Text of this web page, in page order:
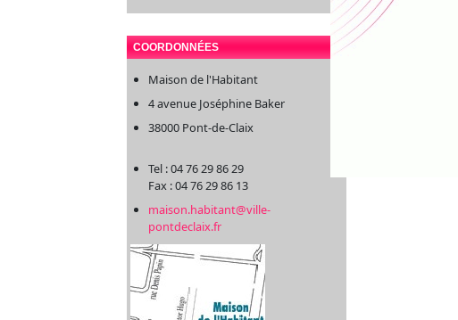
COORDONNÉES
Maison de l'Habitant
4 avenue Joséphine Baker
38000 Pont-de-Claix
Tel : 04 76 29 86 29
Fax : 04 76 29 86 13
maison.habitant@ville-
pontdeclaix.fr